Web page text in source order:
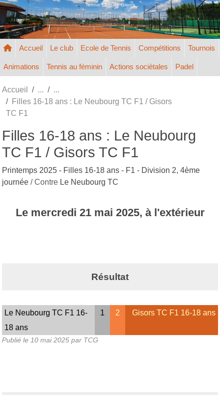
Tennis Club de Gisors
Accueil Le club Ecole de Tennis Compétitions Tournois
Animations Tennis au féminin Actions sociétales Padel
Accueil
Filles 16-18 ans : Le Neubourg TC F1 / Gisors
TC F1
Filles 16-18 ans : Le Neubourg
TC F1 / Gisors TC F1
Printemps 2025 - Filles 16-18 ans - F1 - Division 2, 4ème
journée / Contre Le Neubourg TC
Le mercredi 21 mai 2025, à l'extérieur
Résultat
Le Neubourg TC F1 16-
18 ans
1 2 Gisors TC F1 16-18 ans
Publié le 10 mai 2025 par TCG
Panneau de gestion des cookies